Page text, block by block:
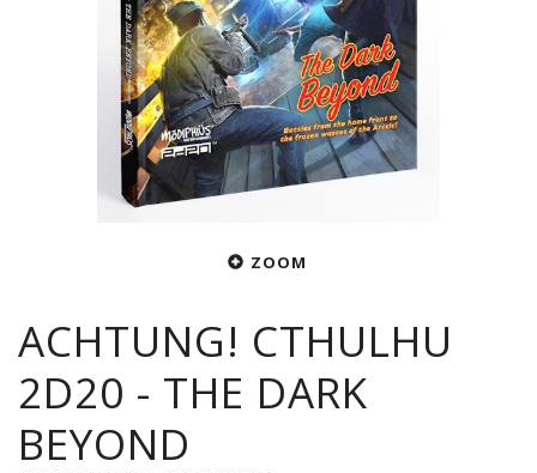
ZOOM
ACHTUNG! CTHULHU
2D20 - THE DARK
BEYOND